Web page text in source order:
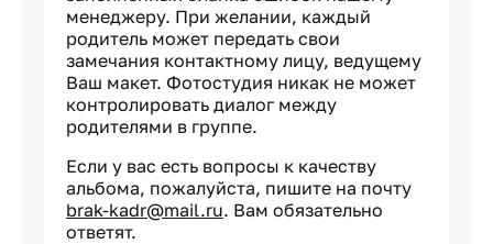
менеджеру. При желании, каждый
родитель может передать свои
замечания контактному лицу, ведущему
Ваш макет. Фотостудия никак не может
контролировать диалог между
родителями в группе.
Если у вас есть вопросы к качеству
альбома, пожалуйста, пишите на почту
brak-kadr@mail.ru. Вам обязательно
ответят.